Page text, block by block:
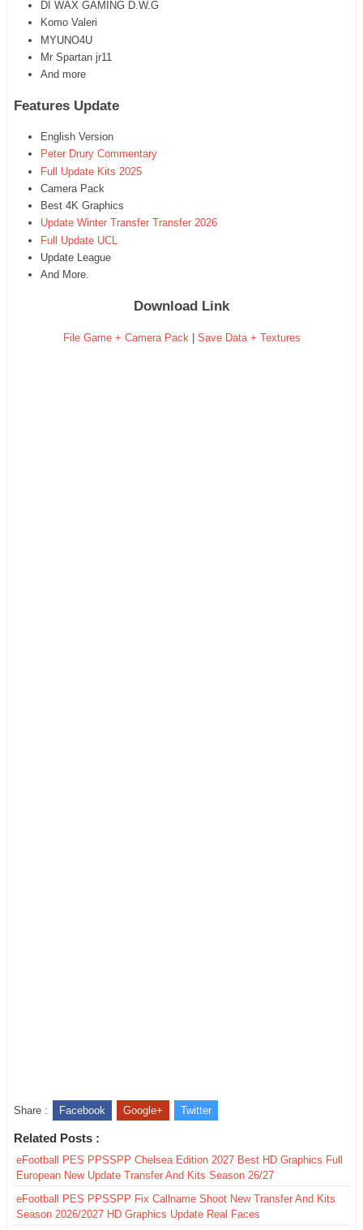
DI WAX GAMING D.W.G
Komo Valeri
MYUNO4U
Mr Spartan jr11
And more
Features Update
English Version
Peter Drury Commentary
Full Update Kits 2025
Camera Pack
Best 4K Graphics
Update Winter Transfer Transfer 2026
Full Update UCL
Update League
And More.
Download Link
File Game + Camera Pack| Save Data + Textures
Share : Facebook Google+ Twitter
Related Posts :
eFootball PES PPSSPP Chelsea Edition 2027 Best HD Graphics Full
European New Update Transfer And Kits Season 26/27
eFootball PES PPSSPP Fix Callname Shoot New Transfer And Kits
Season 2026/2027 HD Graphics Update Real Faces